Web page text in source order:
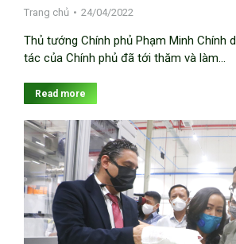
Trang chủ 24/04/2022
Thủ tướng Chính phủ Phạm Minh Chính
tác của Chính phủ đã tới thăm và làm…
Read more